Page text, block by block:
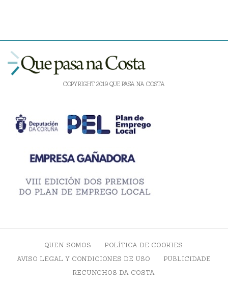
COPYRIGHT 2019 QUE PASA NA COSTA
QUEN SOMOS
POLÍTICA DE COOKIES
AVISO LEGAL Y CONDICIONES DE USO
PUBLICIDADE
RECUNCHOS DA COSTA